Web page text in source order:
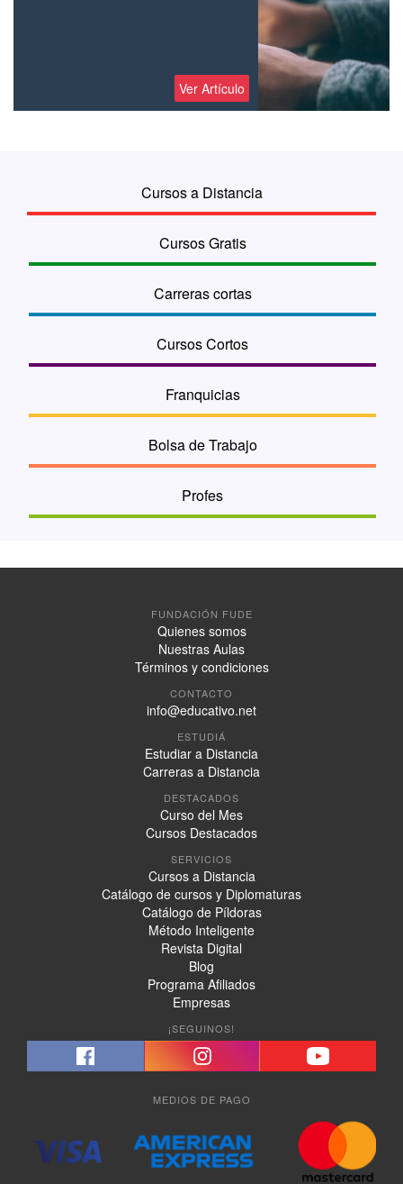
Ver Artículo
Cursos a Distancia
Cursos Gratis
Carreras cortas
Cursos Cortos
Franquicias
Bolsa de Trabajo
Profes
FUNDACIÓN FUDE
Quienes somos
Nuestras Aulas
Términos y condiciones
CONTACTO
info@educativo.net
ESTUDIÁ
Estudiar a Distancia
Carreras a Distancia
DESTACADOS
Curso del Mes
Cursos Destacados
SERVICIOS
Cursos a Distancia
Catálogo de cursos y Diplomaturas
Catálogo de Píldoras
Método Inteligente
Revista Digital
Blog
Programa Afiliados
Empresas
¡SEGUINOS!
MEDIOS DE PAGO